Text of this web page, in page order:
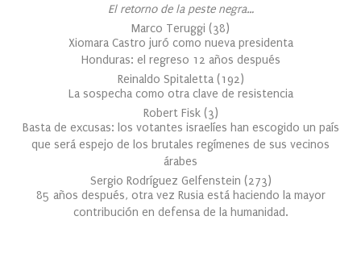
El retorno de la peste negra…
Marco Teruggi (38)
Xiomara Castro juró como nueva presidenta
Honduras: el regreso 12 años después
Reinaldo Spitaletta (192)
La sospecha como otra clave de resistencia
Robert Fisk (3)
Basta de excusas: los votantes israelíes han escogido un país
que será espejo de los brutales regímenes de sus vecinos
árabes
Sergio Rodríguez Gelfenstein (273)
85 años después, otra vez Rusia está haciendo la mayor
contribución en defensa de la humanidad.